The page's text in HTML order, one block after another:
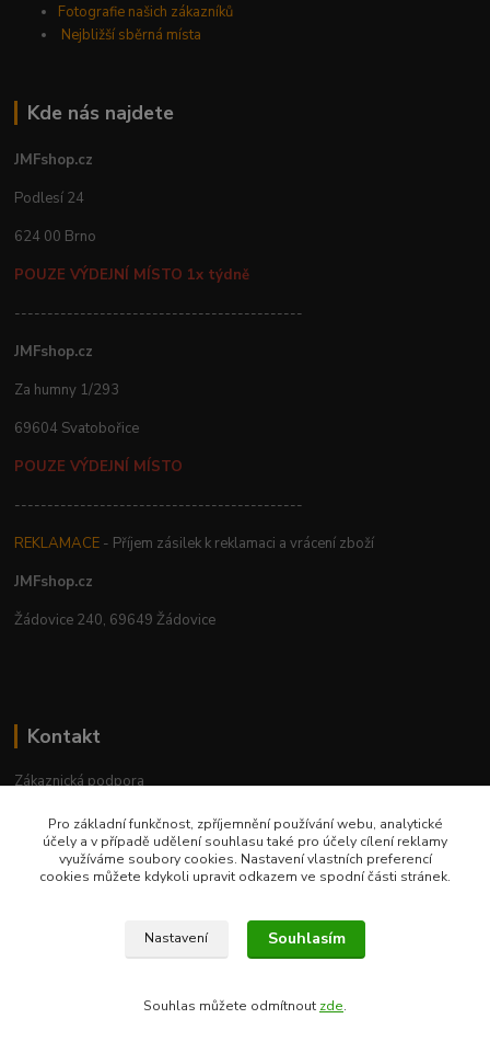
Fotografie našich zákazníků
Nejbližší sběrná místa
Kde nás najdete
JMFshop.cz
Podlesí 24
624 00 Brno
POUZE VÝDEJNÍ MÍSTO 1x týdně
--------------------------------------------
JMFshop.cz
Za humny 1/293
69604 Svatobořice
POUZE VÝDEJNÍ MÍSTO
--------------------------------------------
REKLAMACE - Příjem zásilek k reklamaci a vrácení zboží
JMFshop.cz
Žádovice 240, 69649 Žádovice
Kontakt
Zákaznická podpora
Po-Pá, 9-18 hod.
jmfshop@email.cz
Pro základní funkčnost, zpříjemnění používání webu, analytické
účely a v případě udělení souhlasu také pro účely cílení reklamy
využíváme soubory cookies. Nastavení vlastních preferencí
cookies můžete kdykoli upravit odkazem ve spodní části stránek.
Nastavení Souhlasím
Souhlas můžete odmítnout zde.